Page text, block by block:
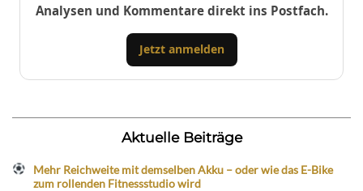
Analysen und Kommentare direkt ins Postfach.
Jetzt anmelden
Aktuelle Beiträge
Mehr Reichweite mit demselben Akku – oder wie das E-Bike
zum rollenden Fitnessstudio wird